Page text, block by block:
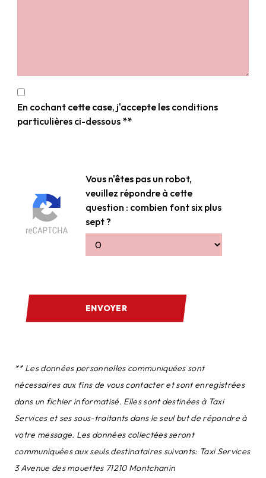
En cochant cette case, j'accepte les conditions
particulières ci-dessous **
Vous n'êtes pas un robot,
veuillez répondre à cette
question : combien font six plus
sept ?
ENVOYER
** Les données personnelles communiquées sont
nécessaires aux fins de vous contacter et sont enregistrées
dans un fichier informatisé. Elles sont destinées à Taxi
Services et ses sous-traitants dans le seul but de répondre à
votre message. Les données collectées seront
communiquées aux seuls destinataires suivants: Taxi Services
3 Avenue des mouettes 71210 Montchanin